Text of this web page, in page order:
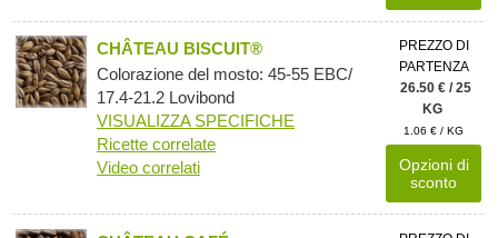
CHÂTEAU BISCUIT®
Colorazione del mosto: 45-55 EBC/
17.4-21.2 Lovibond
VISUALIZZA SPECIFICHE
Ricette correlate
Video correlati
PREZZO DI
PARTENZA
26.50 € / 25
KG
1.06 € / KG
Opzioni di
sconto